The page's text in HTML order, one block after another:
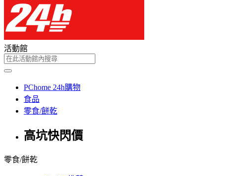
活動館
PChome 24h購物
食品
零食/餅乾
高坑快閃價
零食/餅乾